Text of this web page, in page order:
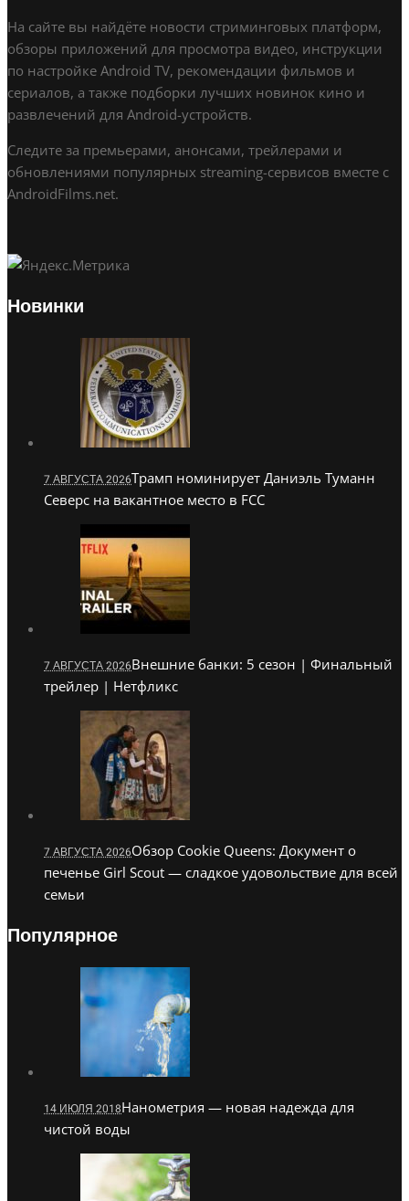
На сайте вы найдёте новости стриминговых платформ,
обзоры приложений для просмотра видео, инструкции
по настройке Android TV, рекомендации фильмов и
сериалов, а также подборки лучших новинок кино и
развлечений для Android-устройств.
Следите за премьерами, анонсами, трейлерами и
обновлениями популярных streaming-сервисов вместе с
AndroidFilms.net.
Новинки
7 АВГУСТА 2026Трамп номинирует Даниэль Туманн
Северс на вакантное место в FCC
7 АВГУСТА 2026Внешние банки: 5 сезон | Финальный
трейлер | Нетфликс
7 АВГУСТА 2026Обзор Cookie Queens: Документ о
печенье Girl Scout — сладкое удовольствие для всей
семьи
Популярное
14 ИЮЛЯ 2018Нанометрия — новая надежда для
чистой воды